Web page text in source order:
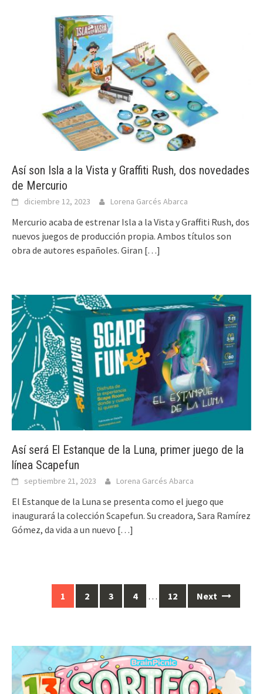
Así son Isla a la Vista y Graffiti Rush, dos novedades
de Mercurio
diciembre 12, 2023 Lorena Garcés Abarca
Mercurio acaba de estrenar Isla a la Vista y Graffiti Rush, dos
nuevos juegos de producción propia. Ambos títulos son
obra de autores españoles. Giran […]
Así será El Estanque de la Luna, primer juego de la
línea Scapefun
septiembre 21, 2023 Lorena Garcés Abarca
El Estanque de la Luna se presenta como el juego que
inaugurará la colección Scapefun. Su creadora, Sara Ramírez
Gómez, da vida a un nuevo […]
navigation
1 2 3 4 … 12 Next